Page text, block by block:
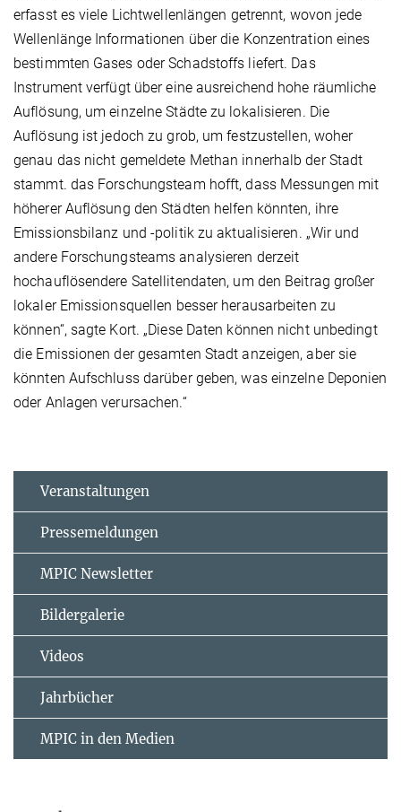
erfasst es viele Lichtwellenlängen getrennt, wovon jede
Wellenlänge Informationen über die Konzentration eines
bestimmten Gases oder Schadstoffs liefert. Das
Instrument verfügt über eine ausreichend hohe räumliche
Auflösung, um einzelne Städte zu lokalisieren. Die
Auflösung ist jedoch zu grob, um festzustellen, woher
genau das nicht gemeldete Methan innerhalb der Stadt
stammt. das Forschungsteam hofft, dass Messungen mit
höherer Auflösung den Städten helfen könnten, ihre
Emissionsbilanz und -politik zu aktualisieren. „Wir und
andere Forschungsteams analysieren derzeit
hochauflösendere Satellitendaten, um den Beitrag großer
lokaler Emissionsquellen besser herausarbeiten zu
können“, sagte Kort. „Diese Daten können nicht unbedingt
die Emissionen der gesamten Stadt anzeigen, aber sie
könnten Aufschluss darüber geben, was einzelne Deponien
oder Anlagen verursachen.“
Veranstaltungen
Pressemeldungen
MPIC Newsletter
Bildergalerie
Videos
Jahrbücher
MPIC in den Medien